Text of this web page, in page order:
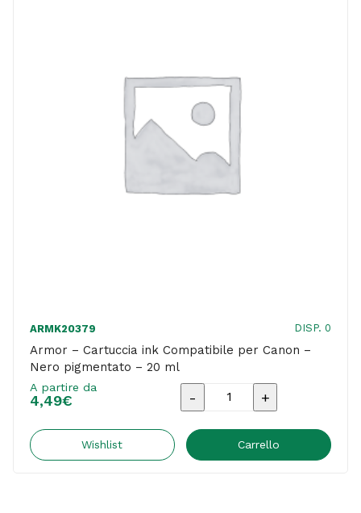
ARMK20379 DISP. 0
Armor – Cartuccia ink Compatibile per Canon –
Nero pigmentato – 20 ml
A partire da
4,49€
Armor
Cartuccia
Wishlist Carrello